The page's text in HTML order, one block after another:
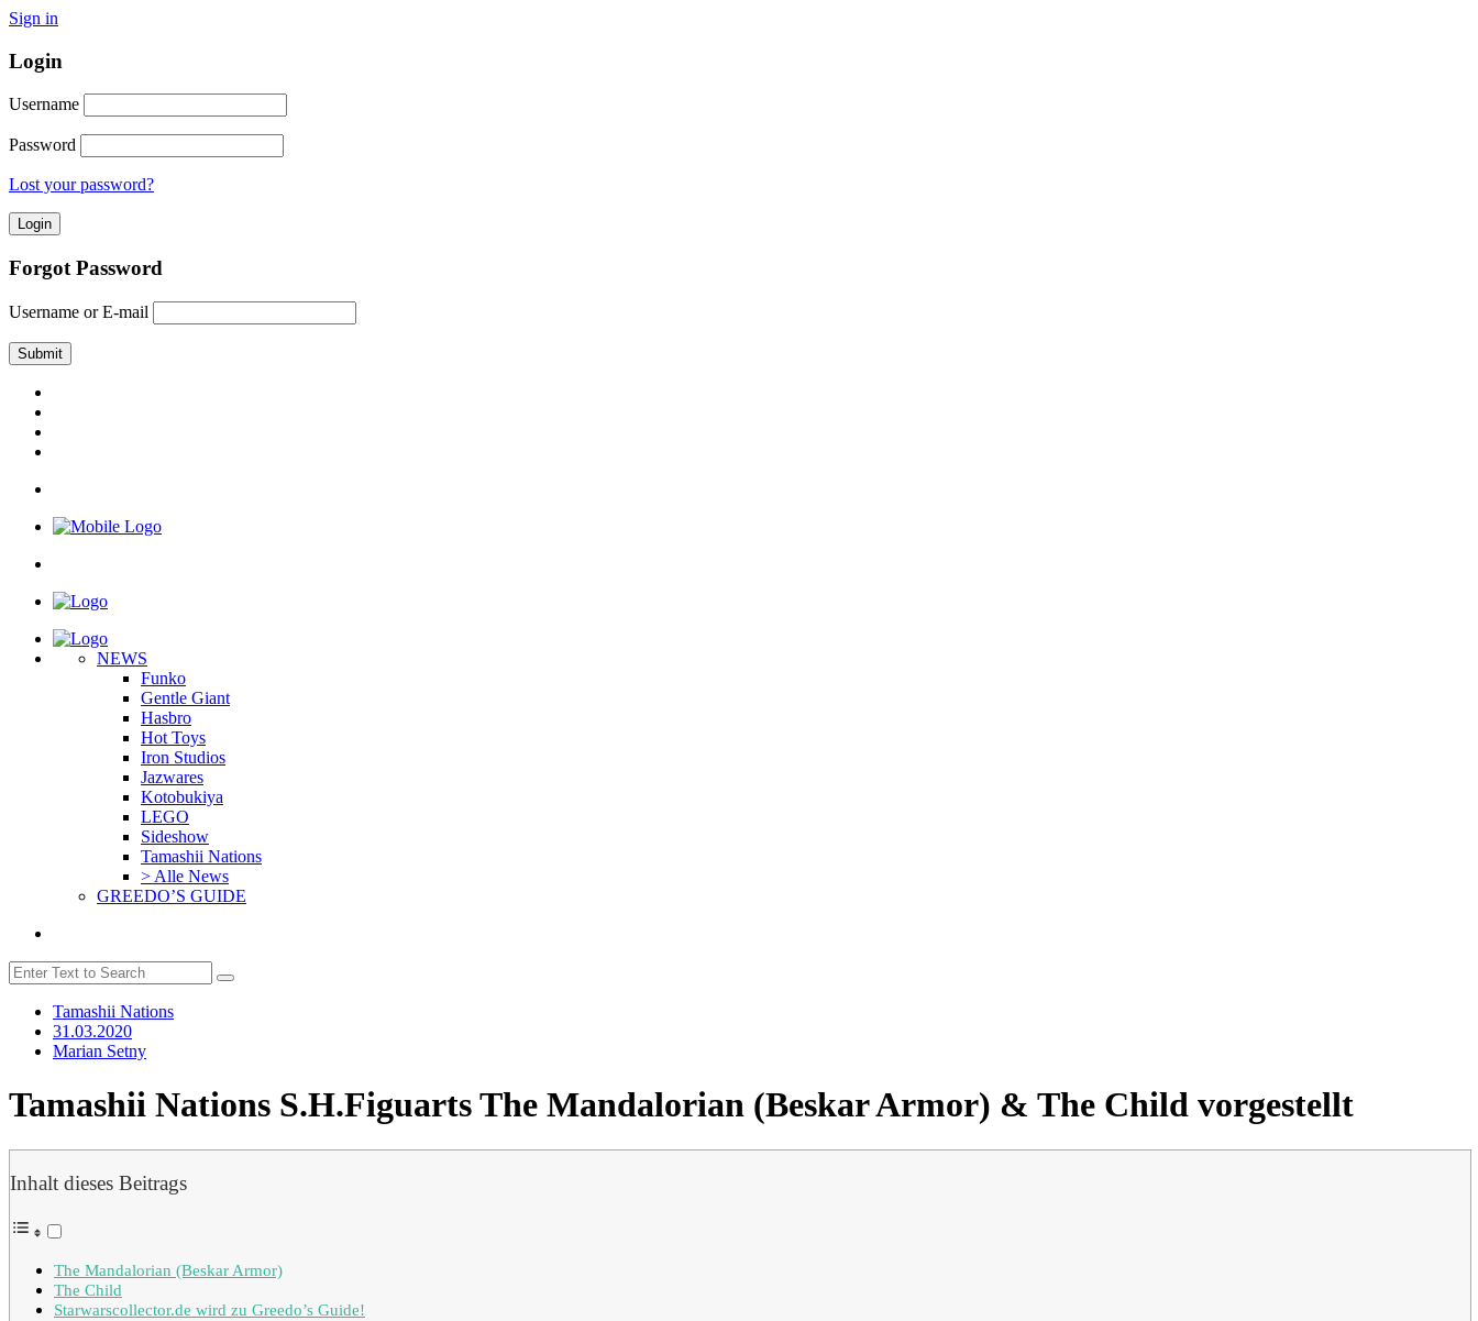
Sign in
Login
Username
Password
Lost your password?
Forgot Password
Username or E-mail
NEWS
Funko
Gentle Giant
Hasbro
Hot Toys
Iron Studios
Jazwares
Kotobukiya
LEGO
Sideshow
Tamashii Nations
> Alle News
GREEDO’S GUIDE
Tamashii Nations
31.03.2020
Marian Setny
Tamashii Nations S.H.Figuarts The Mandalorian (Beskar Armor) & The Child vorgestellt
Inhalt dieses Beitrags
The Mandalorian (Beskar Armor)
The Child
Starwarscollector.de wird zu Greedo’s Guide!